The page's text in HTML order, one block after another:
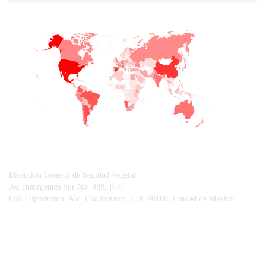
Dirección General de Sanidad Vegetal.
Av. Insurgentes Sur No. 489, P-7,
Col. Hipódromo, Alc. Cuauhtémoc, C.P. 06100, Ciudad de México